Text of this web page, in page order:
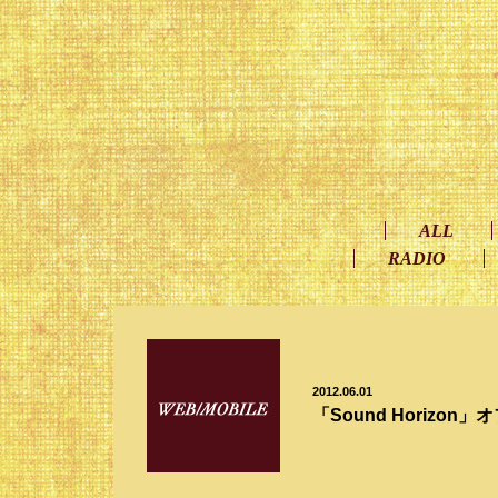
ALL
RADIO
2012.06.01
「Sound Horizon」